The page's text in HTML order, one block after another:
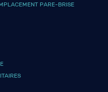
PARE-BRISE